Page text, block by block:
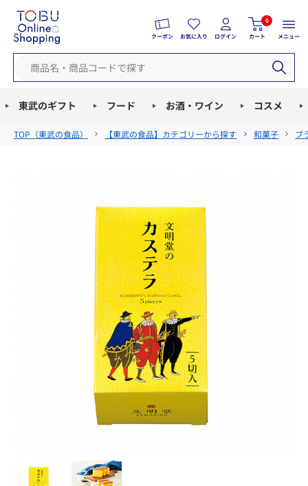
クーポン お気に入り ログイン
0
カート メニュー
東武のギフト フード お酒・ワイン コスメ
TOP（東武の食品） 【東武の食品】カテゴリーから探す 和菓子 ブ